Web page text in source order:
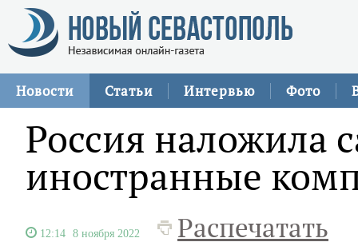
Новости Статьи Интервью Фото
Россия наложила
иностранные
12:14 8 ноября 2022 Распечатать